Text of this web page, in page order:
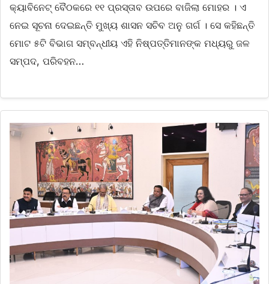
କ୍ୟାବିନେଟ୍ ବୈଠକରେ ୧୧ ପ୍ରସ୍ତାବ ଉପରେ ବାଜିଲା ମୋହର । ଏ
ନେଇ ସୂଚନା ଦେଇଛନ୍ତି ମୁଖ୍ୟ ଶାସନ ସଚିବ ଅନୁ ଗର୍ଗ । ସେ କହିଛନ୍ତି
ମୋଟ ୫ଟି ବିଭାଗ ସମ୍ବନ୍ଧୀୟ ଏହି ନିଷ୍ପତ୍ତିମାନଙ୍କ ମଧ୍ୟରୁ ଜଳ
ସମ୍ପଦ, ପରିବହନ…